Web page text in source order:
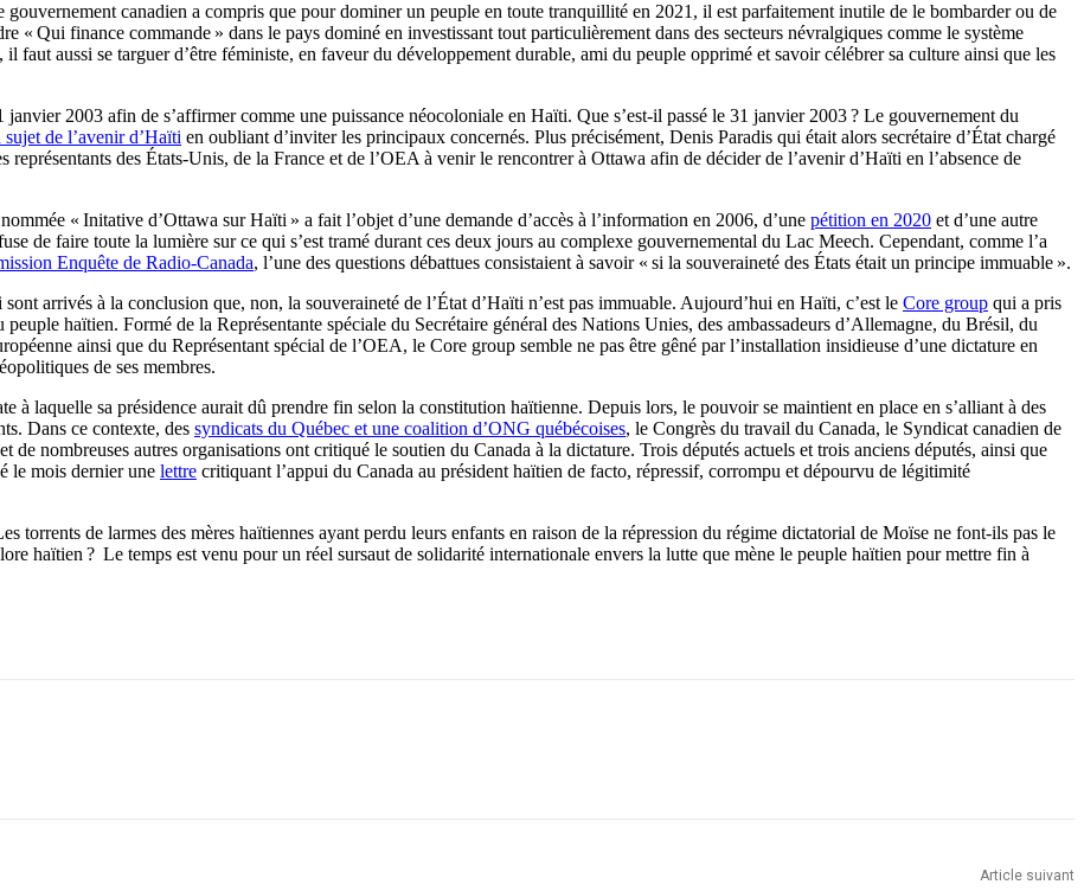
canadien a compris que pour dominer un peuple en toute tranquillité en 2021, il est parfaitement inutile de le bombarder ou de
« Qui finance commande » dans le pays dominé en investissant tout particulièrement dans des secteurs névralgiques comme le système
faut aussi se targuer d’être féministe, en faveur du développement durable, ami du peuple opprimé et savoir célébrer sa culture ainsi que les
2003 afin de s’affirmer comme une puissance néocoloniale en Haïti. Que s’est-il passé le 31 janvier 2003 ? Le gouvernement du
de l’avenir d’Haïti en oubliant d’inviter les principaux concernés. Plus précisément, Denis Paradis qui était alors secrétaire d’État chargé
des États-Unis, de la France et de l’OEA à venir le rencontrer à Ottawa afin de décider de l’avenir d’Haïti en l’absence de
« Initative d’Ottawa sur Haïti » a fait l’objet d’une demande d’accès à l’information en 2006, d’une pétition en 2020 et d’une autre
de faire toute la lumière sur ce qui s’est tramé durant ces deux jours au complexe gouvernemental du Lac Meech. Cependant, comme l’a
Enquête de Radio-Canada, l’une des questions débattues consistaient à savoir « si la souveraineté des États était un principe immuable ».
arrivés à la conclusion que, non, la souveraineté de l’État d’Haïti n’est pas immuable. Aujourd’hui en Haïti, c’est le Core group qui a pris
haïtien. Formé de la Représentante spéciale du Secrétaire général des Nations Unies, des ambassadeurs d’Allemagne, du Brésil, du
ainsi que du Représentant spécial de l’OEA, le Core group semble ne pas être gêné par l’installation insidieuse d’une dictature en
de ses membres.
à laquelle sa présidence aurait dû prendre fin selon la constitution haïtienne. Depuis lors, le pouvoir se maintient en place en s’alliant à des
Dans ce contexte, des syndicats du Québec et une coalition d’ONG québécoises, le Congrès du travail du Canada, le Syndicat canadien de
et de nombreuses autres organisations ont critiqué le soutien du Canada à la dictature. Trois députés actuels et trois anciens députés, ainsi que
le mois dernier une lettre critiquant l’appui du Canada au président haïtien de facto, répressif, corrompu et dépourvu de légitimité
torrents de larmes des mères haïtiennes ayant perdu leurs enfants en raison de la répression du régime dictatorial de Moïse ne font-ils pas le
haïtien ? Le temps est venu pour un réel sursaut de solidarité internationale envers la lutte que mène le peuple haïtien pour mettre fin à
Article suivant